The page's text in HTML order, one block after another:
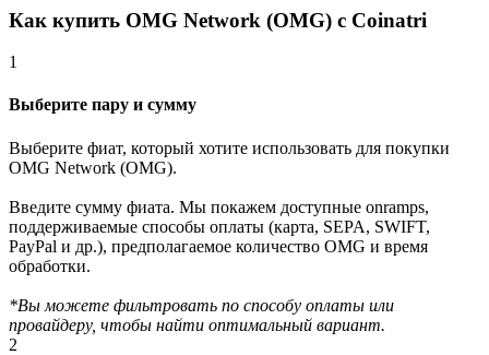
Как купить OMG Network (OMG) с Coinatri
1
Выберите пару и сумму
Выберите фиат, который хотите использовать для покупки
OMG Network (OMG).
Введите сумму фиата. Мы покажем доступные onramps,
поддерживаемые способы оплаты (карта, SEPA, SWIFT,
PayPal и др.), предполагаемое количество OMG и время
обработки.
*Вы можете фильтровать по способу оплаты или
провайдеру, чтобы найти оптимальный вариант.
2